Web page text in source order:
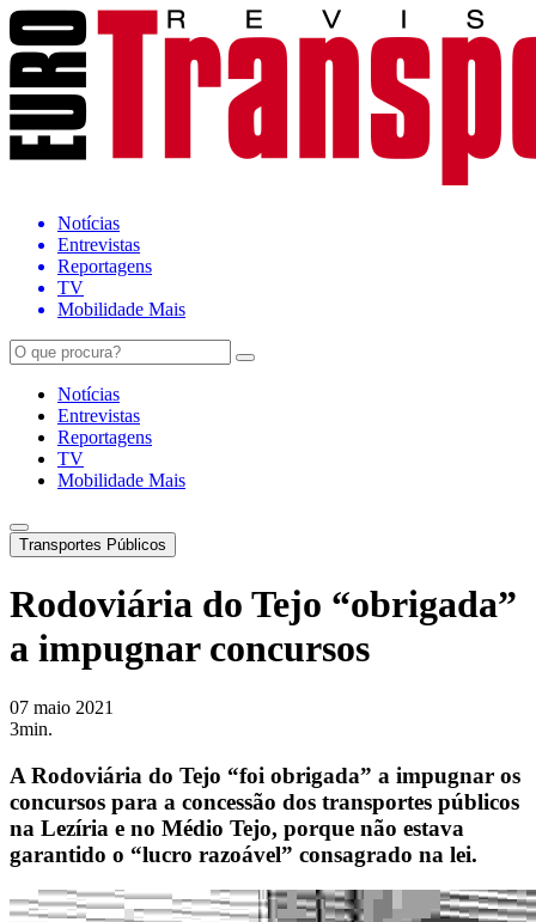
Notícias
Entrevistas
Reportagens
TV
Mobilidade Mais
Notícias
Entrevistas
Reportagens
TV
Mobilidade Mais
Transportes Públicos
Rodoviária do Tejo “obrigada”
a impugnar concursos
07 maio 2021
3min.
A Rodoviária do Tejo “foi obrigada” a impugnar os
concursos para a concessão dos transportes públicos
na Lezíria e no Médio Tejo, porque não estava
garantido o “lucro razoável” consagrado na lei.